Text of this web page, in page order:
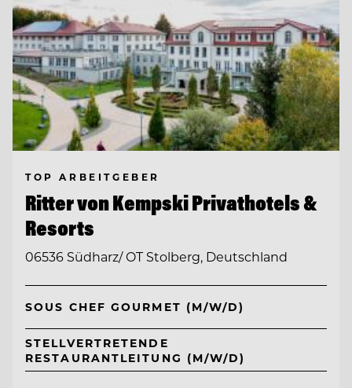
TOP ARBEITGEBER
Ritter von Kempski Privathotels &
Resorts
06536 Südharz/ OT Stolberg, Deutschland
SOUS CHEF GOURMET (M/W/D)
STELLVERTRETENDE
RESTAURANTLEITUNG (M/W/D)